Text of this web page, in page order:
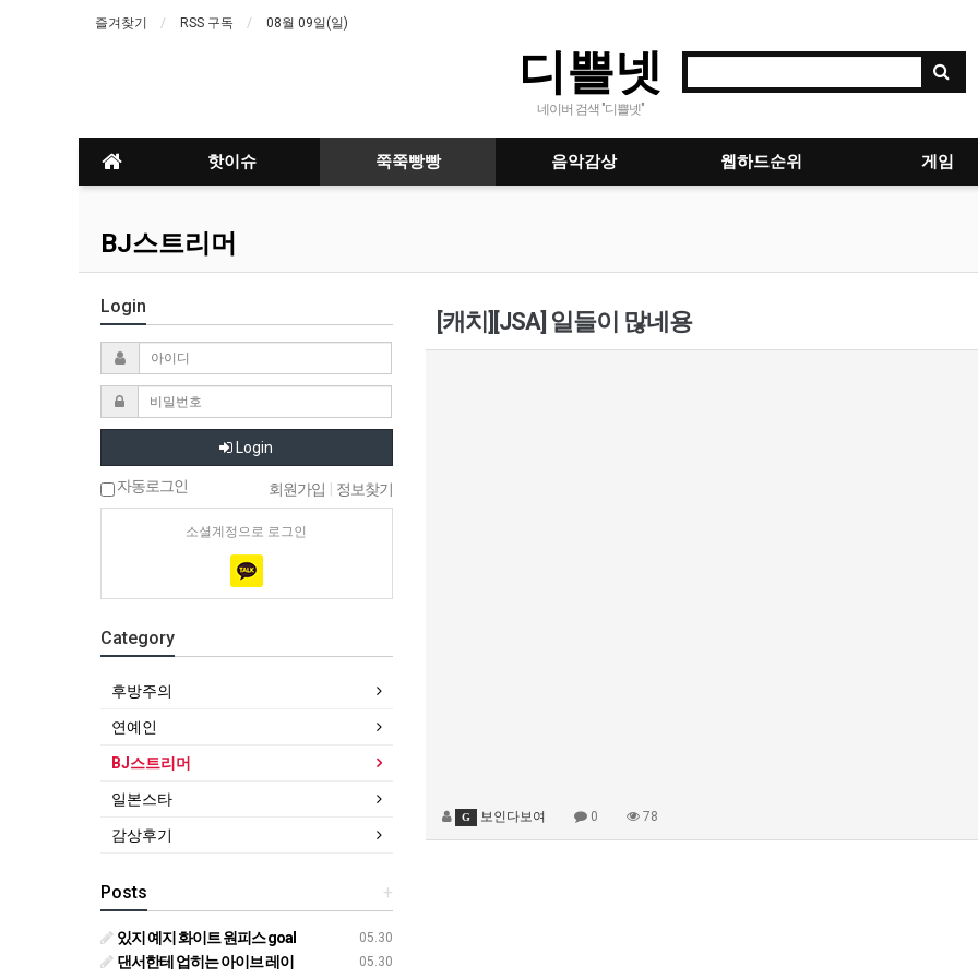
즐겨찾기 RSS 구독 08월 09일(일)
디쁠넷
네이버 검색 "디쁠넷"
핫이슈 쭉쭉빵빵 음악감상 웹하드순위 게임
BJ스트리머
[캐치][JSA] 일들이 많네용
G 보인다보여 0 78
Login
Login
자동로그인 회원가입 정보찾기
소셜계정으로 로그인
Category
후방주의
연예인
BJ스트리머
일본스타
감상후기
+
Posts
05.30
있지 예지 화이트 원피스 goal
05.30
댄서한테 업히는 아이브 레이